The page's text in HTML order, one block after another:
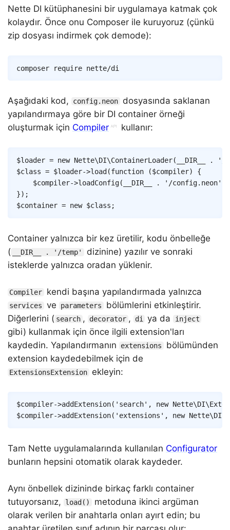
Nette DI kütüphanesini bir uygulamaya katmak çok
kolaydır. Önce onu Composer ile kuruyoruz (çünkü
zip dosyası indirmek çok demode):
composer
Aşağıdaki kod, config.neon
dosyasında saklanan
yapılandırmaya göre bir DI container örneği
oluşturmak için Compiler kullanır:
$loader = new Nette\DI\ContainerLoader( __DIR__ .
'/
$class = $loader->load (function ($compiler)
{
$compiler->loadConfig( __DIR__ . '/config.neon'
}) ;
$container = new $class ;
Copy
Container yalnızca bir kez üretilir, kodu önbelleğe
(
__DIR__ . '/temp'
dizinine) yazılır ve sonraki
isteklerde yalnızca oradan yüklenir.
Compiler kendi başına yapılandırmada yalnızca
services ve parameters
bölümlerini etkinleştirir.
Diğerlerini ( search , decorator , di ya da inject
gibi) kullanmak için önce ilgili extension'ları
kaydedin. Yapılandırmanın
extensions
bölümünden
extension kaydedebilmek için de
ExtensionsExtension ekleyin:
$compiler->addExtension( 'search' , new Nette\DI\
$compiler->addExtension( 'extensions' , new Nette\DI
Copy
Tam Nette uygulamalarında kullanılan Configurator
bunların hepsini otomatik olarak kaydeder.
Aynı önbellek dizininde birkaç farklı container
tutuyorsanız,
load()
metoduna ikinci argüman
olarak verilen bir anahtarla onları ayırt edin; bu